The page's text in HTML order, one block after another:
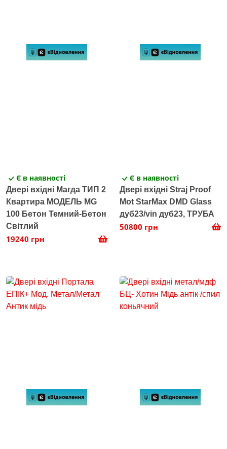
Є в наявності
Двері вхідні Магда ТИП 2
Квартира МОДЕЛЬ MG
100 Бетон Темний-Бетон
Світлий
19240 грн
Є в наявності
Двері вхідні Straj Proof
Mot StarMax DMD Glass
дуб23/vin дуб23, ТРУБА
50800 грн